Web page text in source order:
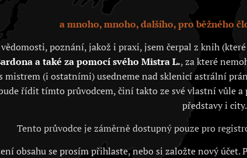
a mnoho, mnoho, dalšího, pro běžného
poznání, jakož i praxi, jsem čerpal z knih
a také za pomocí svého Mistra L., za které
mistrem (i ostatními) usedneme nad sklenicí astrální
řídit tímto průvodcem, činí takto ze své vlastní vůle
představy i city.
Tento průvodce je záměrně dostupný pouze pro
obsahu se prosím přihlaste, nebo si založte nový